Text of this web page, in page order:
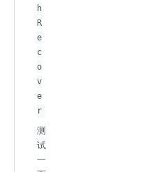
h
R
e
c
o
v
e
r
测
试
一